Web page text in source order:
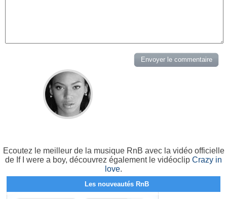
Ecoutez le meilleur de la musique RnB avec la vidéo officielle
de If I were a boy, découvrez également le vidéoclip Crazy in
love.
Les nouveautés RnB